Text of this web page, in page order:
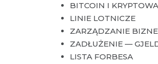
BITCOIN I
LINIE LOTNICZE
ZARZĄDZANIE
ZADŁUŻENIE —
LISTA FORBESA